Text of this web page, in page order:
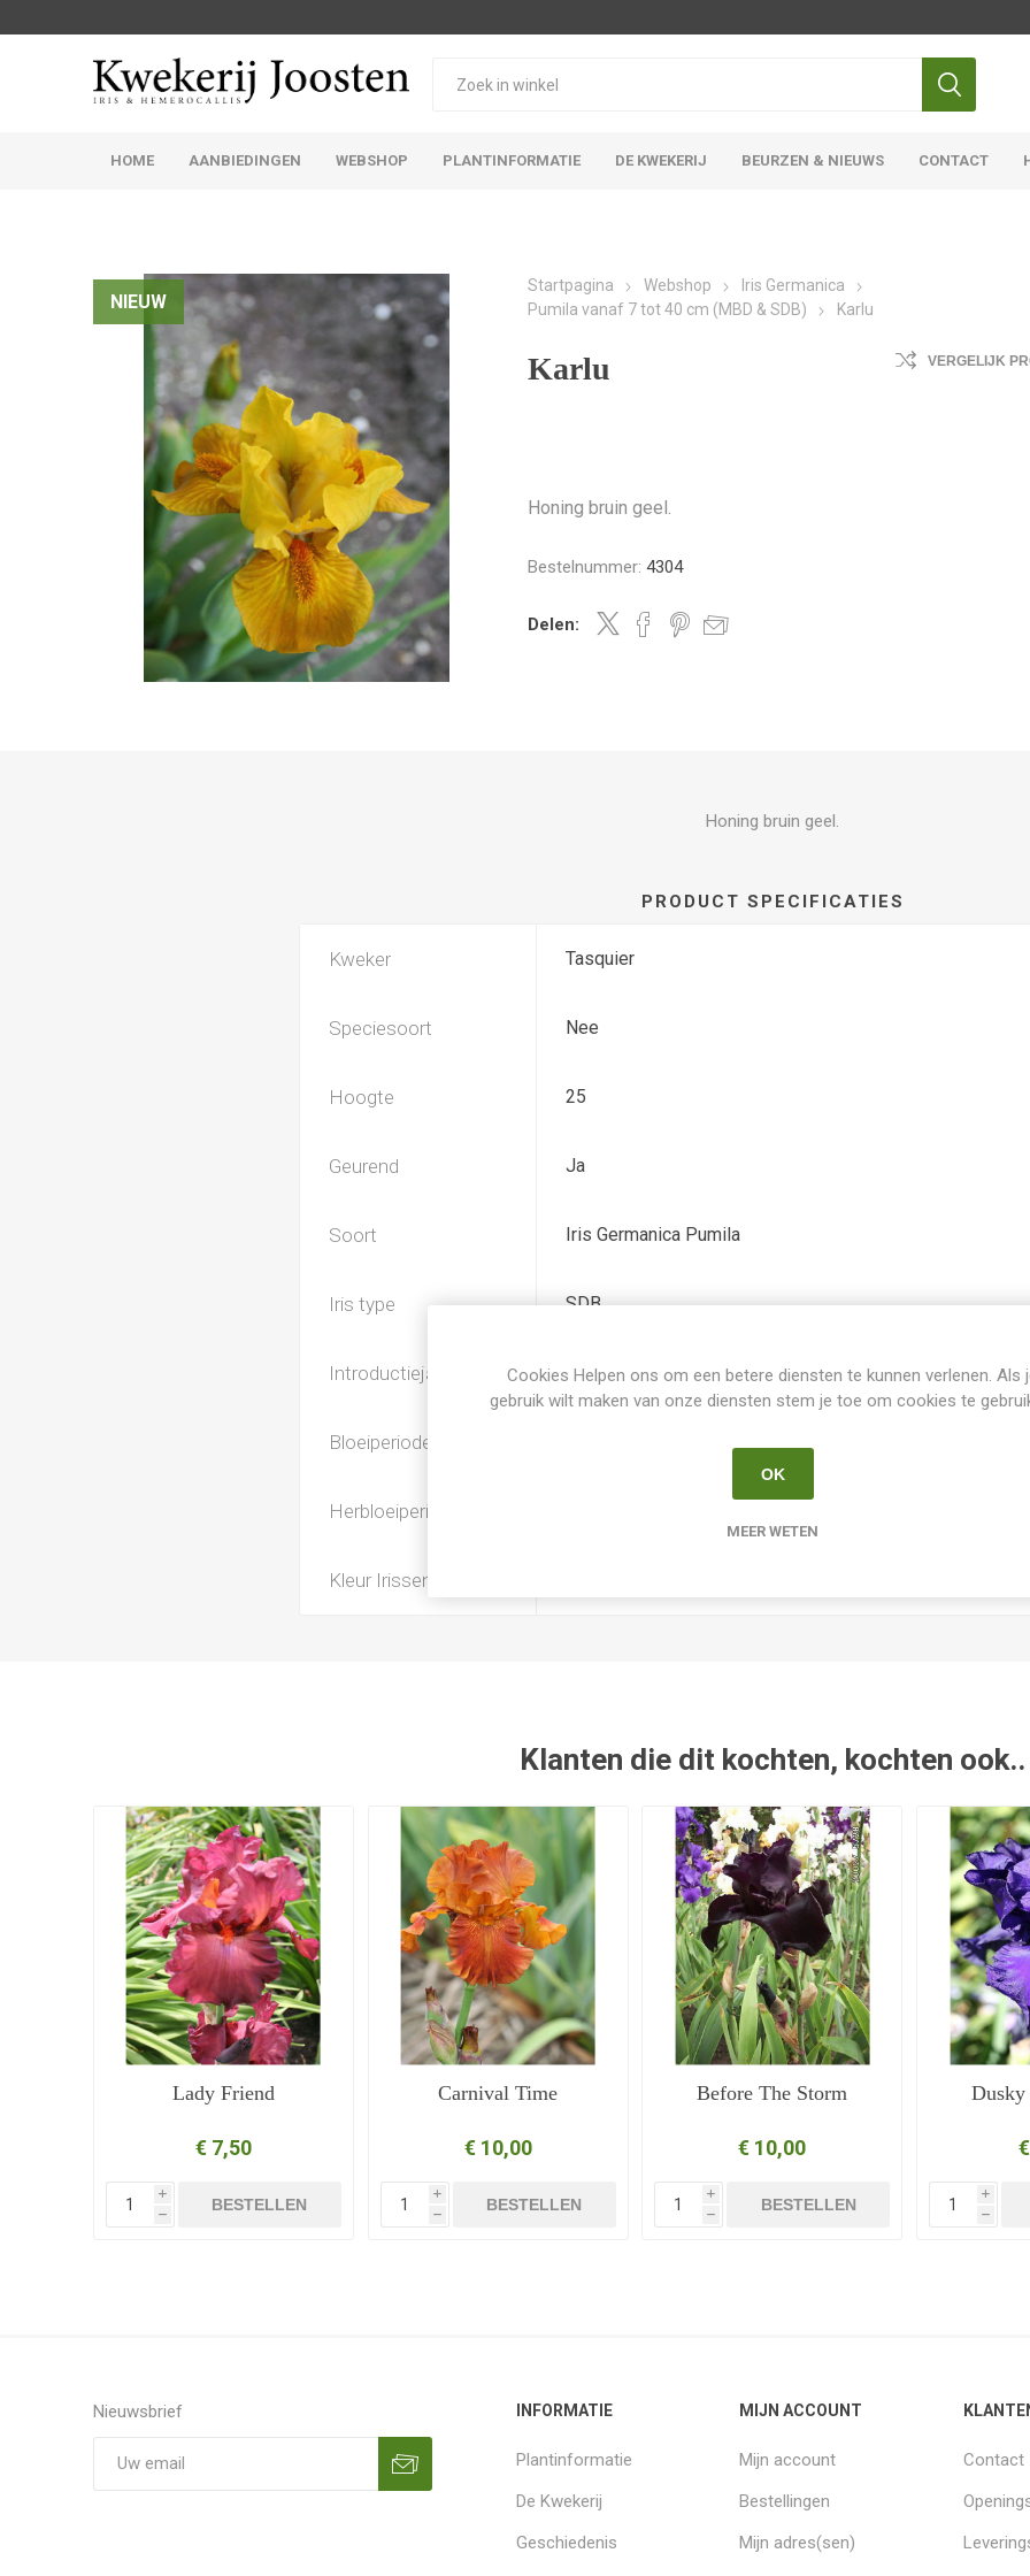
HOME AANBIEDINGEN WEBSHOP PLANTINFORMATIE DE KWEKERIJ BEURZEN & NIEUWS CONTACT
NIEUW
Startpagina Webshop
Iris Germanica
Pumila vanaf 7 tot 40 cm (MBD & SDB)
Karlu
Karlu VERGELIJK
Honing bruin geel.
Bestelnummer: 4304
Delen:
Honing bruin geel.
PRODUCT SPECIFICATIES
Kweker Tasquier
Speciesoort Nee
Hoogte 25
Geurend Ja
Soort Iris Germanica Pumila
Iris type SDB
Introductiejaar 2016
Bloeiperiode
Herbloeiperiode
Kleur Irissen
Klanten die dit kochten, kochten ook..
Lady Friend
€ 7,50
i
h
BESTELLEN
Carnival Time
€ 10,00
i
h
BESTELLEN
Before The Storm
€ 10,00
i
h
BESTELLEN
Dusky
i
h
Nieuwsbrief INFORMATIE
Plantinformatie
De Kwekerij
Geschiedenis
MIJN ACCOUNT
Mijn account
Bestellingen
Mijn adres(sen)
Contact
Cookies Helpen ons om een betere diensten te kunnen verlenen. Als
gebruik wilt maken van onze diensten stem je toe om cookies te
OK
MEER WETEN